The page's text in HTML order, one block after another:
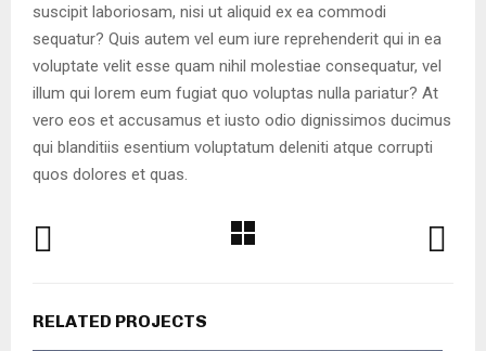
suscipit laboriosam, nisi ut aliquid ex ea commodi
sequatur? Quis autem vel eum iure reprehenderit qui in ea
voluptate velit esse quam nihil molestiae consequatur, vel
illum qui lorem eum fugiat quo voluptas nulla pariatur? At
vero eos et accusamus et iusto odio dignissimos ducimus
qui blanditiis esentium voluptatum deleniti atque corrupti
quos dolores et quas.
RELATED PROJECTS